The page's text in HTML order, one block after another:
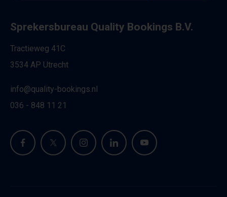
Sprekersbureau Quality Bookings B.V.
Tractieweg 41C
3534 AP Utrecht
info@quality-bookings.nl
036 - 848 11 21